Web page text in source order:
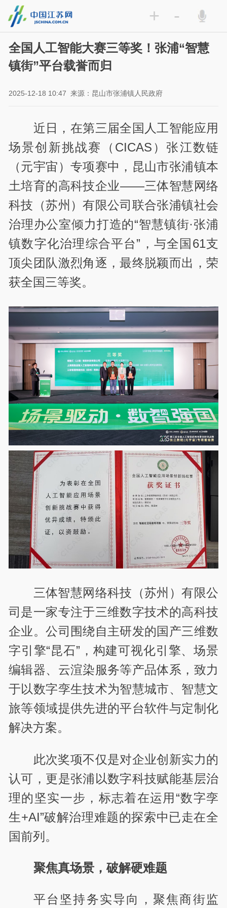
+ -
全国人工智能大赛三等奖！张浦“智慧
镇街”平台载誉而归
2025-12-18 10:47 来源：昆山市张浦镇人民政府
近日，在第三届全国人工智能应用
场景创新挑战赛（CICAS）张江数链
（元宇宙）专项赛中，昆山市张浦镇本
土培育的高科技企业——三体智慧网络
科技（苏州）有限公司联合张浦镇社会
治理办公室倾力打造的“智慧镇街·张浦
镇数字化治理综合平台”，与全国61支
顶尖团队激烈角逐，最终脱颖而出，荣
获全国三等奖。
三体智慧网络科技（苏州）有限公
司是一家专注于三维数字技术的高科技
企业。公司围绕自主研发的国产三维数
字引擎“昆石”，构建可视化引擎、场景
编辑器、云渲染服务等产品体系，致力
于以数字孪生技术为智慧城市、智慧文
旅等领域提供先进的平台软件与定制化
解决方案。
此次奖项不仅是对企业创新实力的
认可，更是张浦以数字科技赋能基层治
理的坚实一步，标志着在运用“数字孪
生+AI”破解治理难题的探索中已走在全
国前列。
聚焦真场景，破解硬难题
平台坚持务实导向，聚焦商街监